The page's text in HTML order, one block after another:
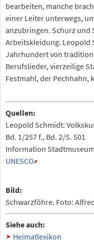
bearbeiten, manche
einer Leiter unterwegs,
anzubringen. Schurz und
Arbeitskleidung. Leopold
Jahrhundert von
Berufslieder, vierzeilige
Festmahl, der Pechhahn,
Quellen:
Leopold Schmidt:
Bd. 1/257 f., Bd. 2/S. 501
Information
UNESCO
Bild:
Schwarzföhre. Foto:
Siehe auch:
Heimatlexikon